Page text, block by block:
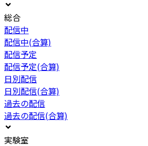
総合
配信中
配信中(合算)
配信予定
配信予定(合算)
日別配信
日別配信(合算)
過去の配信
過去の配信(合算)
実験室